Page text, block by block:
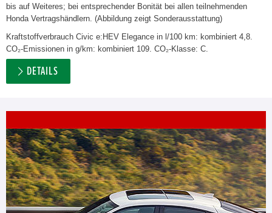
bis auf Weiteres; bei entsprechender Bonität bei allen teilnehmenden
Honda Vertragshändlern. (Abbildung zeigt Sonderausstattung)
Kraftstoffverbrauch Civic e:HEV Elegance in l/100 km: kombiniert 4,8.
CO₂-Emissionen in g/km: kombiniert 109. CO₂-Klasse: C.
DETAILS